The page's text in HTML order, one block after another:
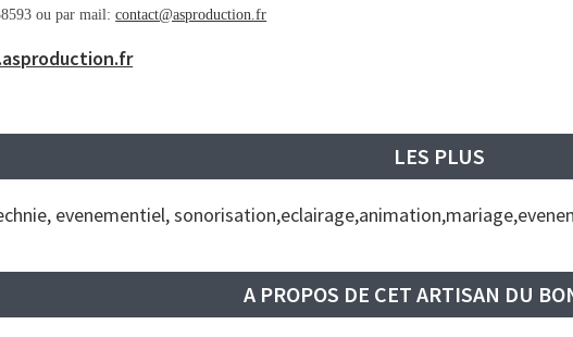
ou par mail:contact@asproduction.fr
LES PLUS
evenementiel,
A PROPOS DE CET ARTISAN DU